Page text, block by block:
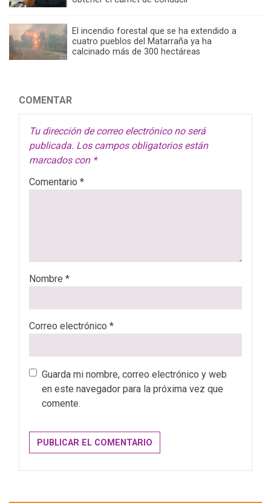
El incendio forestal que se ha extendido a
cuatro pueblos del Matarraña ya ha
calcinado más de 300 hectáreas
COMENTAR
Tu dirección de correo electrónico no será
publicada. Los campos obligatorios están
marcados con *
Comentario *
Nombre *
Correo electrónico *
Guarda mi nombre, correo electrónico y web
en este navegador para la próxima vez que
comente.